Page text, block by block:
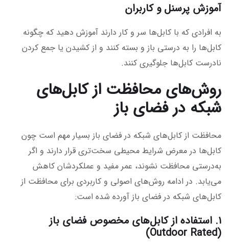
آموزش پرسنل و کاربران
به افرادی که با کابل‌ها سر و کار دارند آموزش دهید که چگونه
کابل‌ها را به درستی باز و بسته کنند و از کشیدن یا جمع کردن
نادرست کابل‌ها جلوگیری کنند.
روش‌های محافظت از کابل‌های
شبکه در فضای باز
محافظت از کابل‌های شبکه در فضای باز بسیار مهم است چون
کابل‌ها در معرض شرایط محیطی سخت‌تری قرار دارند و اگر
به‌درستی محافظت نشوند، عمر مفید و عملکردشان کاهش
می‌یابد. در ادامه روش‌های اصولی و کاربردی برای محافظت از
کابل‌های شبکه در فضای باز آورده شده است:
۱. استفاده از کابل‌های مخصوص فضای باز
(Outdoor Rated)